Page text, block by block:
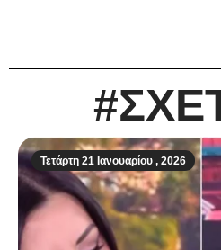
Τετάρτη 21 Ιανουαρίου , 2026